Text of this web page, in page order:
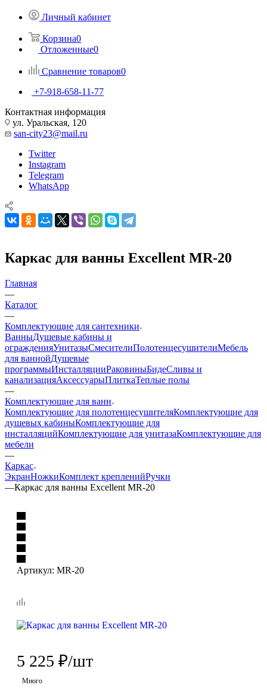
Личный кабинет
Корзина0
Отложенные0
Сравнение товаров0
+7-918-658-11-77
Контактная информация
ул. Уральская, 120
san-city23@mail.ru
Twitter
Instagram
Telegram
WhatsApp
Каркас для ванны Excellent MR-20
Главная
—
Каталог
—
Комплектующие для сантехники
ВанныДушевые кабины и
огражденияУнитазыСмесителиПолотенцесушителиМебель
для ваннойДушевые
программыИнсталляцииРаковиныБидеСливы и
канализацияАксессуарыПлиткаТеплые полы
—
Комплектующие для ванн
Комплектующие для полотенцесушителяКомплектующие для
душевых кабиныКомплектующие для
инсталляцийКомплектующие для унитазаКомплектующие для
мебели
—
Каркас
ЭкранНожкиКомплект крепленийРучки
—Каркас для ванны Excellent MR-20
Артикул: MR-20
5 225 ₽/шт
Много